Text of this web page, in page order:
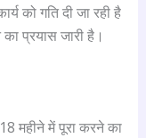
को गति दी जा रही है
प्रयास जारी है।
महीने में पूरा करने का